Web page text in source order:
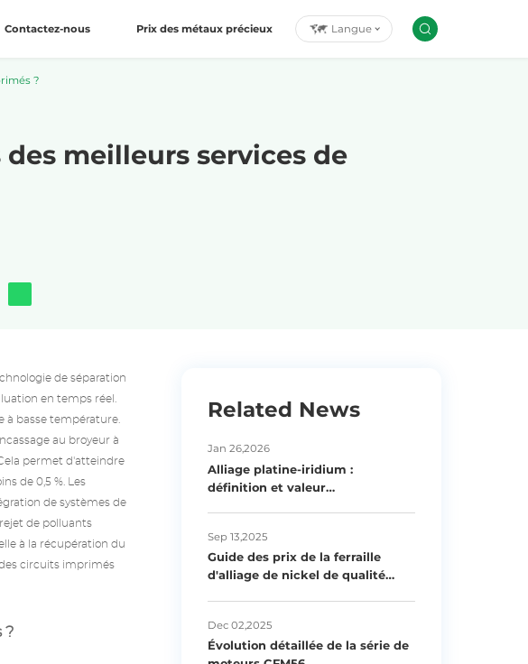
Contactez-nous Prix ​​des métaux précieux Langue
?
meilleurs services de
de séparation
en temps réel.
à basse température.
au broyeur à
permet d'atteindre
de 0,5 %. Les
de systèmes de
de polluants
à la récupération du
circuits imprimés
?
Related News
Jan 26,2026
Alliage platine-iridium :
définition et valeur
Sep 13,2025
Guide des prix de la ferraille
d'alliage de nickel de qualité
Dec 02,2025
Évolution détaillée de la série de